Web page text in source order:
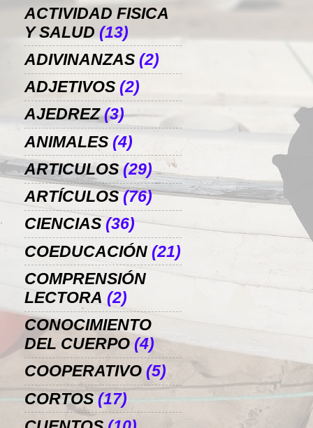
ACTIVIDAD FISICA
Y SALUD (13)
ADIVINANZAS (2)
ADJETIVOS (2)
AJEDREZ (3)
ANIMALES (4)
ARTICULOS (29)
ARTÍCULOS (76)
CIENCIAS (36)
COEDUCACIÓN (21)
COMPRENSIÓN
LECTORA (2)
CONOCIMIENTO
DEL CUERPO (4)
COOPERATIVO (5)
CORTOS (17)